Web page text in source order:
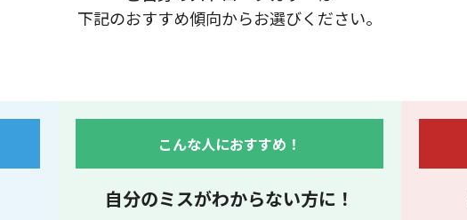
下記のおすすめ傾向からお選びください。
こんな人におすすめ！
自分のミスがわからない方に！